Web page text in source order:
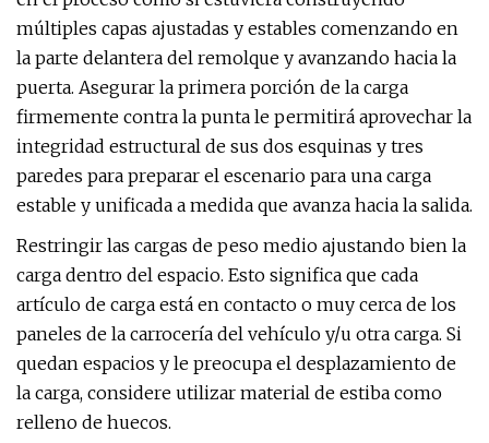
múltiples capas ajustadas y estables comenzando en
la parte delantera del remolque y avanzando hacia la
puerta. Asegurar la primera porción de la carga
firmemente contra la punta le permitirá aprovechar la
integridad estructural de sus dos esquinas y tres
paredes para preparar el escenario para una carga
estable y unificada a medida que avanza hacia la salida.
Restringir las cargas de peso medio ajustando bien la
carga dentro del espacio. Esto significa que cada
artículo de carga está en contacto o muy cerca de los
paneles de la carrocería del vehículo y/u otra carga. Si
quedan espacios y le preocupa el desplazamiento de
la carga, considere utilizar material de estiba como
relleno de huecos.